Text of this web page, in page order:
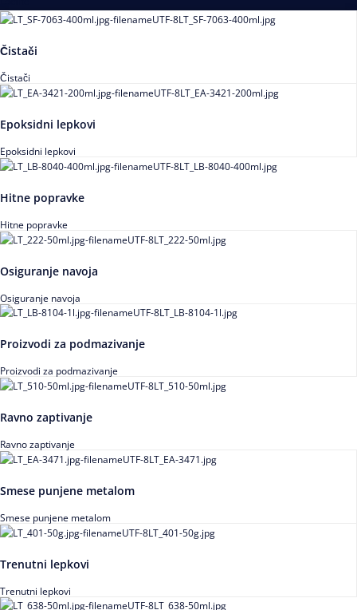
Čistači
Čistači
Epoksidni lepkovi
Epoksidni lepkovi
Hitne popravke
Hitne popravke
Osiguranje navoja
Osiguranje navoja
Proizvodi za podmazivanje
Proizvodi za podmazivanje
Ravno zaptivanje
Ravno zaptivanje
Smese punjene metalom
Smese punjene metalom
Trenutni lepkovi
Trenutni lepkovi